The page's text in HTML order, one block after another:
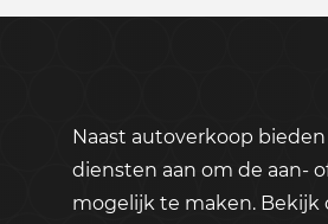
Naast autoverkoop
diensten aan om de aan-
mogelijk te maken. Bekijk